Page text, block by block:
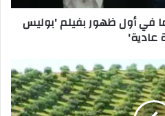
في أول ظهور بفيلم 'بوليس
عادية'